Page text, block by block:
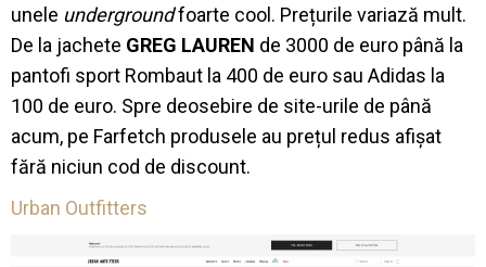
unele undergroundfoarte cool. Prețurile variază mult.
De la jachete GREG LAUREN de 3000 de euro până la
pantofi sport Rombaut la 400 de euro sau Adidas la
100 de euro. Spre deosebire de site-urile de până
acum, pe Farfetch produsele au prețul redus afișat
fără niciun cod de discount.
Urban Outfitters